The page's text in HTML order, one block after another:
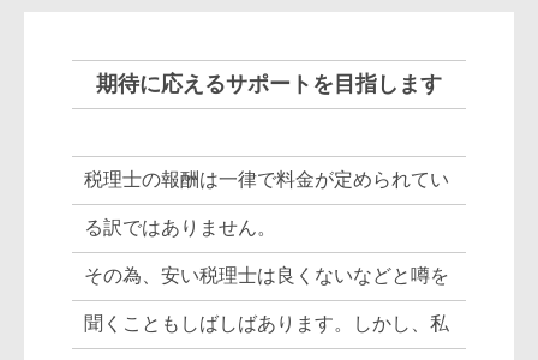
期待に応えるサポートを目指します
税理士の報酬は一律で料金が定められてい
る訳ではありません。
その為、安い税理士は良くないなどと噂を
聞くこともしばしばあります。しかし、私